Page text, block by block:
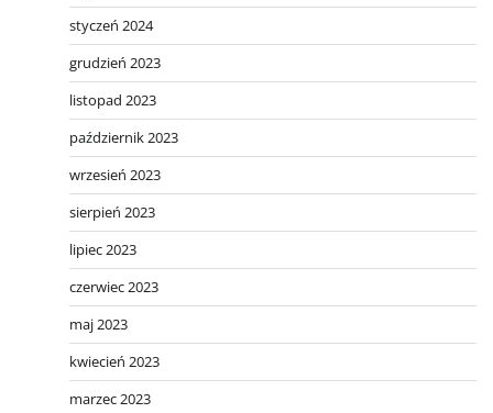
styczeń 2024
grudzień 2023
listopad 2023
październik 2023
wrzesień 2023
sierpień 2023
lipiec 2023
czerwiec 2023
maj 2023
kwiecień 2023
marzec 2023